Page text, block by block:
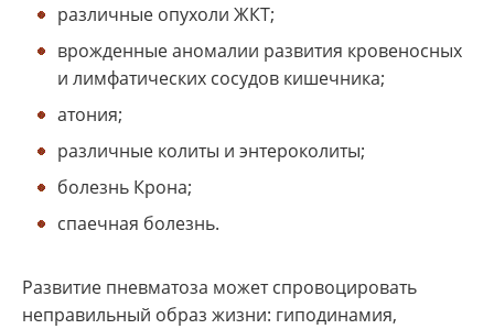
различные опухоли ЖКТ;
врожденные аномалии развития кровеносных
и лимфатических сосудов кишечника;
атония;
различные колиты и энтероколиты;
болезнь Крона;
спаечная болезнь.
Развитие пневматоза может спровоцировать
неправильный образ жизни: гиподинамия,